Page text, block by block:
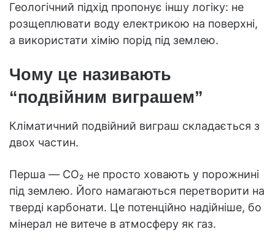
Геологічний підхід пропонує іншу логіку: не
розщеплювати воду електрикою на поверхні,
а використати хімію порід під землею.
Чому це називають
“подвійним виграшем”
Кліматичний подвійний виграш складається з
двох частин.
Перша — CO₂ не просто ховають у порожнині
під землею. Його намагаються перетворити на
тверді карбонати. Це потенційно надійніше, бо
мінерал не витече в атмосферу як газ.